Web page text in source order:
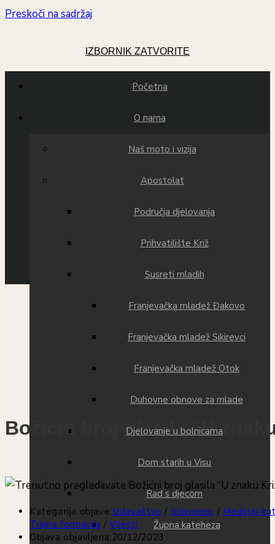
Preskoči na sadržaj
IZBORNIK ZATVORITE
Početna
O nama
Naš moto i vizija
Apostolat
Područja djelovanja
Prihvatilište Križ
Susreti mladih
Franjevačka mladež Đakovo
Franjevačka mladež Sikirevci
Franjevačka mladež Otok
Duhovne obnove za mlade
Djelovanje u bolnicama
Dom starih u Visu
Rad s djecom
Župna kateheza
Božićni broj glasila “U
Kategorija objave:Izdavaštvo / Izdvojeno / Medijski
Trajna formacija / Vijesti
Objava objavljena: 20/12/2023